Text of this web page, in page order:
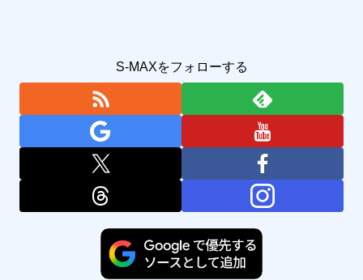
S-MAXをフォローする